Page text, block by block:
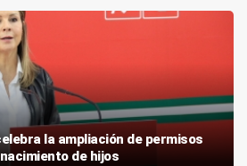
la ampliación de permisos
de hijos